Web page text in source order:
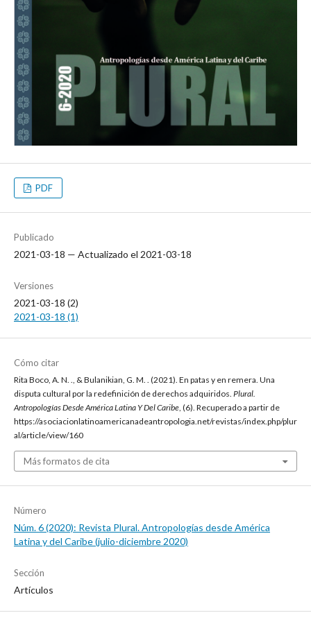
PDF
Publicado
2021-03-18 — Actualizado el 2021-03-18
Versiones
2021-03-18 (2)
2021-03-18 (1)
Cómo citar
Rita Boco, A. N. ., & Bulanikian, G. M. . (2021). En patas y en remera. Una
disputa cultural por la redefinición de derechos adquiridos. Plural.
Antropologías Desde América Latina Y Del Caribe, (6). Recuperado a partir de
https://asociacionlatinoamericanadeantropologia.net/revistas/index.php/plur
al/article/view/160
Más formatos de cita
Número
Núm. 6 (2020): Revista Plural. Antropologías desde América
Latina y del Caribe (julio-diciembre 2020)
Sección
Artículos